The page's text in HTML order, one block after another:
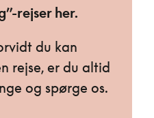
rejser her.
du kan
rejse, er du altid
og spørge os.